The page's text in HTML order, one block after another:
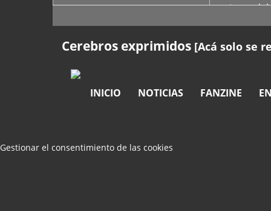
oriente
Cerebros exprimidos [Acá solo se
INICIO NOTICIAS FANZINE
Gestionar el consentimiento de las cookies